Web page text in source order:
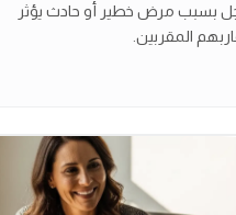
بسبب مرض خطير أو حادث يؤثر
المقربين.